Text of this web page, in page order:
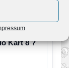
gamescom:
von ESL,
2…
Kart 8 ?